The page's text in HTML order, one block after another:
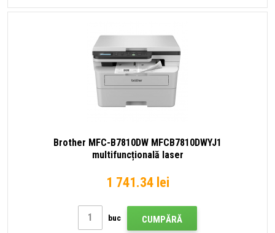
Brother MFC-B7810DW MFCB7810DWYJ1
multifuncțională laser
1 741.34 lei
buc CUMPĂRĂ